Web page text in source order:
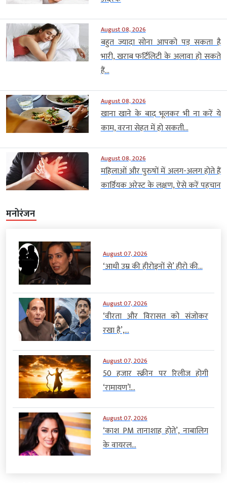
August 08, 2026
बहुत ज्यादा सोना आपको पड़ सकता है
भारी, खराब फर्टिलिटी के अलावा हो सकते
हैं...
August 08, 2026
खाना खाने के बाद भूलकर भी ना करें ये
काम, वरना सेहत में हो सकती...
August 08, 2026
महिलाओं और पुरुषों में अलग-अलग होते हैं
कार्डियक अरेस्ट के लक्षण, ऐसे करें पहचान
मनोरंजन
August 07, 2026
‘आधी उम्र की हीरोइनों से’ हीरो की...
August 07, 2026
‘वीरता और विरासत को संजोकर
रखा है’,...
August 07, 2026
50 हजार स्क्रीन पर रिलीज होगी
‘रामायण’!...
August 07, 2026
‘काश PM तानाशाह होते’, नाबालिग
के वायरल...